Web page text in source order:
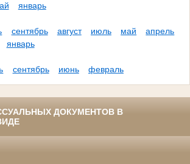
январь
сентябрь август июль май
апрель
январь
сентябрь июнь февраль
ДОКУМЕНТОВ В